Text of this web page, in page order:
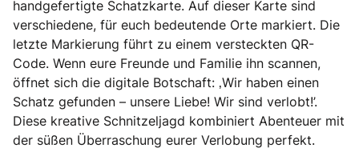
handgefertigte Schatzkarte. Auf dieser Karte sind
verschiedene, für euch bedeutende Orte markiert. Die
letzte Markierung führt zu einem versteckten QR-
Code. Wenn eure Freunde und Familie ihn scannen,
öffnet sich die digitale Botschaft: ‚Wir haben einen
Schatz gefunden – unsere Liebe! Wir sind verlobt!’.
Diese kreative Schnitzeljagd kombiniert Abenteuer mit
der süßen Überraschung eurer Verlobung perfekt.